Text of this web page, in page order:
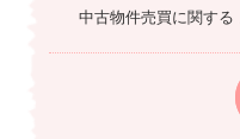
中古物件売買に関する